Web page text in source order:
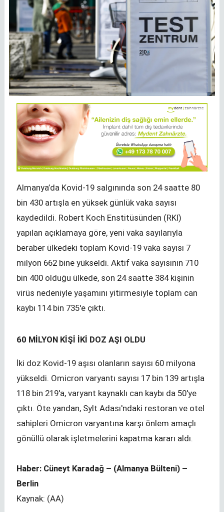
Almanya’da Kovid-19 salgınında son 24 saatte 80
bin 430 artışla en yüksek günlük vaka sayısı
kaydedildi. Robert Koch Enstitüsünden (RKI)
yapılan açıklamaya göre, yeni vaka sayılarıyla
beraber ülkedeki toplam Kovid-19 vaka sayısı 7
milyon 662 bine yükseldi. Aktif vaka sayısının 710
bin 400 olduğu ülkede, son 24 saatte 384 kişinin
virüs nedeniyle yaşamını yitirmesiyle toplam can
kaybı 114 bin 735'e çıktı.
60 MİLYON KİŞİ İKİ DOZ AŞI OLDU
İki doz Kovid-19 aşısı olanların sayısı 60 milyona
yükseldi. Omicron varyantı sayısı 17 bin 139 artışla
118 bin 219'a, varyant kaynaklı can kaybı da 50'ye
çıktı. Öte yandan, Sylt Adası'ndaki restoran ve otel
sahipleri Omicron varyantına karşı önlem amaçlı
gönüllü olarak işletmelerini kapatma kararı aldı.
Haber: Cüneyt Karadağ – (Almanya Bülteni) –
Berlin
Kaynak: (AA)